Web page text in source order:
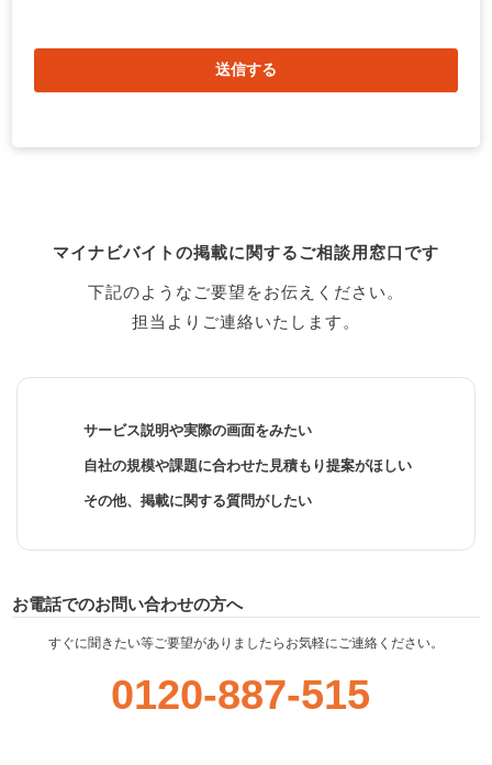
マイナビバイトの掲載に関するご相談用窓口です
下記のようなご要望をお伝えください。
担当よりご連絡いたします。
サービス説明や実際の画面をみたい
自社の規模や課題に合わせた見積もり提案がほしい
その他、掲載に関する質問がしたい
お電話でのお問い合わせの方へ
すぐに聞きたい等ご要望がありましたらお気軽にご連絡ください。
0120-887-515
送信する